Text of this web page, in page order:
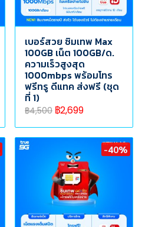
เบอร์สวย ซิมเทพ Max
100GB เน็ต 100GB/ด.
ความเร็วสูงสุด
1000mbps พร้อมโทร
ฟรีทรู ดีแทค ส่งฟรี (ชุด
ที่ 1)
฿4,500 ฿2,699
-40%